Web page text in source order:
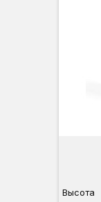
Высота